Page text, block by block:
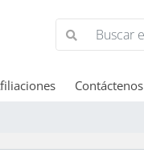
Contáctenos